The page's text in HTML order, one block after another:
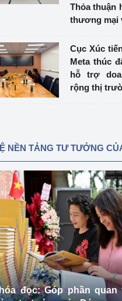
Thỏa thuận
thương mại
Cục Xúc
Meta thúc
hỗ trợ
rộng thị
NỀN TẢNG TƯ TƯỞNG
đọc: Góp phần quan